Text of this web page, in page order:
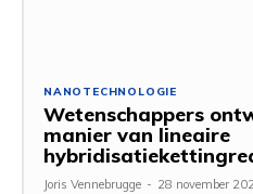
NANOTECHNOLOGIE
Wetenschappers
manier van lineaire
Joris Vennebrugge - 28 november